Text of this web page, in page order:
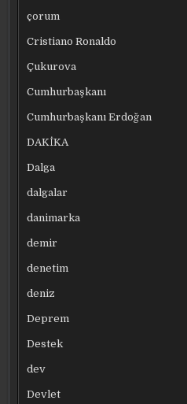
çorum
Cristiano Ronaldo
Çukurova
Cumhurbaşkanı
Cumhurbaşkanı Erdoğan
DAKİKA
Dalga
dalgalar
danimarka
demir
denetim
deniz
Deprem
Destek
dev
Devlet